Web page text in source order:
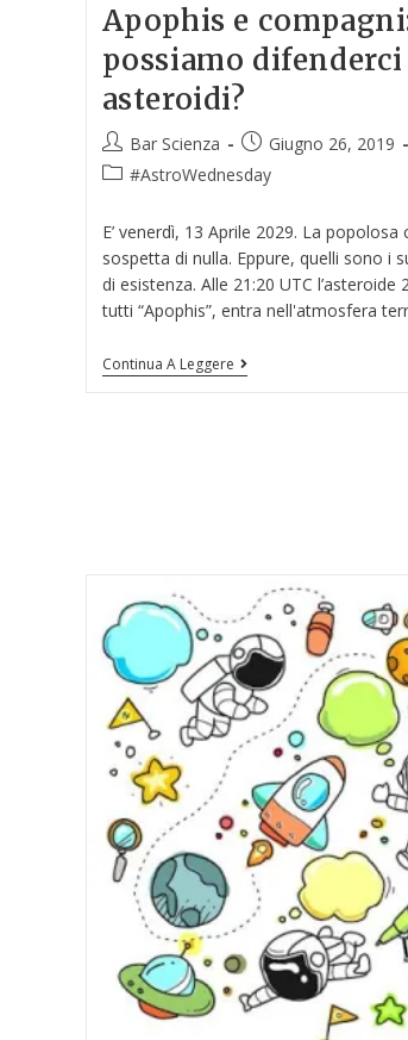
Apophis e
possiamo
asteroidi?
Bar Scienza
Giugno 26, 2019
#AstroWednesday
E’ venerdì, 13 Aprile 2029. La
sospetta di nulla. Eppure, quelli sono i
di esistenza. Alle 21:20 UTC
tutti “Apophis”, entra nell'atmosfera
Continua A Leggere